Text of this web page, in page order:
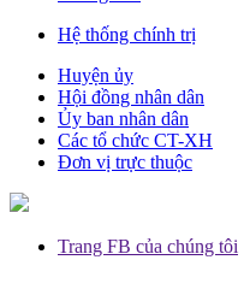
Hệ thống chính trị
Huyện ủy
Hội đồng nhân dân
Ủy ban nhân dân
Các tổ chức CT-XH
Đơn vị trực thuộc
Trang FB của chúng tôi